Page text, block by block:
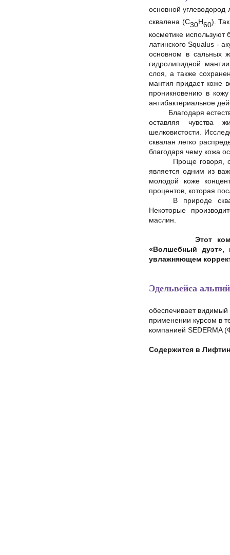
основной углеводород
сквалена (C30H60).
косметике
латинского Squalus -
основном в сальных
гидролипидной
слоя, а также
мантия придает коже
проникновению в кожу
антибактериальное
Благодаря
оставляя чувства
шелковистости.
сквалан легко
благодаря чему кожа
Проще говоря,
является одним из
молодой коже
процентов, которая
В природе
Некоторые
маслин.
Этот
«Волшебный дуэт»,
увлажняющем
Эдельвейса
обеспечивает
применении курсом в
компанией SEDERMA
Содержится в